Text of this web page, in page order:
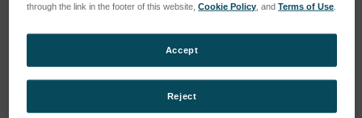
through the link in the footer of this website,Cookie Policy , andTerms of Use
Reject
Accept